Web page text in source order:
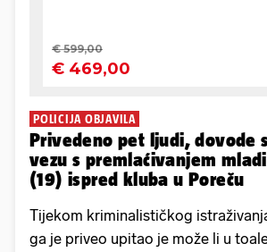
POLICIJA OBJAVILA
Privedeno pet ljudi, dovode
vezu s premlaćivanjem
(19) ispred kluba u Poreču
Tijekom kriminalističkog
ga je priveo upitao je može li u